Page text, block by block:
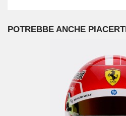
POTREBBE ANCHE PIACERTI